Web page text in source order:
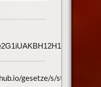
gesetze/s/